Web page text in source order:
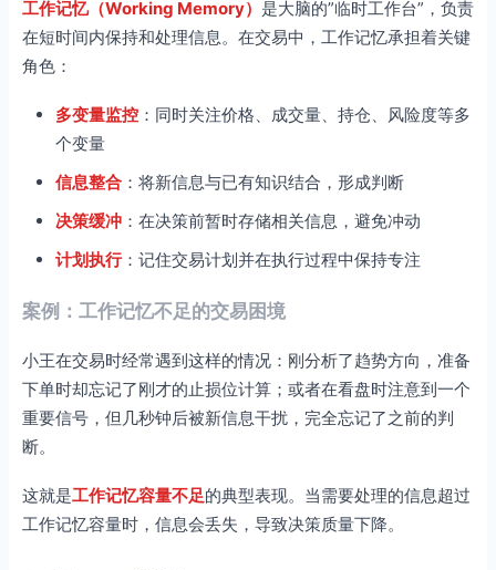
工作记忆（Working Memory） 是大脑的”临时工作台”，负责
在短时间内保持和处理信息。在交易中，工作记忆承担着关键
角色：
多变量监控 ：同时关注价格、成交量、持仓、风险度等多
个变量
信息整合 ：将新信息与已有知识结合，形成判断
决策缓冲 ：在决策前暂时存储相关信息，避免冲动
计划执行：记住交易计划并在执行过程中保持专注
案例：工作记忆不足的交易困境
小王在交易时经常遇到这样的情况：刚分析了趋势方向，准备
下单时却忘记了刚才的止损位计算；或者在看盘时注意到一个
重要信号，但几秒钟后被新信息干扰，完全忘记了之前的判
断。
这就是工作记忆容量不足的典型表现。当需要处理的信息超过
工作记忆容量时，信息会丢失，导致决策质量下降。